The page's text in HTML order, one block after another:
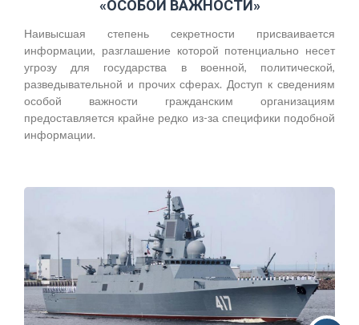
«ОСОБОЙ ВАЖНОСТИ»
Наивысшая степень секретности присваивается
информации, разглашение которой потенциально несет
угрозу для государства в военной, политической,
разведывательной и прочих сферах. Доступ к сведениям
особой важности гражданским организациям
предоставляется крайне редко из-за специфики подобной
информации.